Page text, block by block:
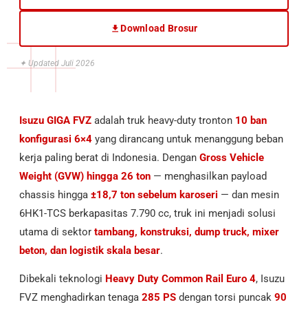
Download Brosur
✦ Updated Juli 2026
Isuzu GIGA FVZ adalah truk heavy-duty tronton 10 ban
konfigurasi 6×4 yang dirancang untuk menanggung beban
kerja paling berat di Indonesia. Dengan Gross Vehicle
Weight (GVW) hingga 26 ton — menghasilkan payload
chassis hingga ±18,7 ton sebelum karoseri — dan mesin
6HK1-TCS berkapasitas 7.790 cc, truk ini menjadi solusi
utama di sektor tambang, konstruksi, dump truck, mixer
beton, dan logistik skala besar.
Dibekali teknologi Heavy Duty Common Rail Euro 4, Isuzu
FVZ menghadirkan tenaga 285 PS dengan torsi puncak 90